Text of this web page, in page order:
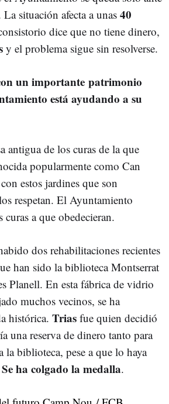
situación afecta a unas 40
dice que no tiene dinero,
y el problema sigue sin resolverse.
un importante patrimonio
está ayudando a su
antigua de los curas de la que
popularmente como Can
estos jardines que son
respetan. El Ayuntamiento
a que obedecieran.
dos rehabilitaciones recientes
han sido la biblioteca Montserrat
Planell. En esta fábrica de vidrio
muchos vecinos, se ha
histórica. Trias fue quien decidió
una reserva de dinero tanto para
la biblioteca, pese a que lo haya
Se ha colgado la medalla.